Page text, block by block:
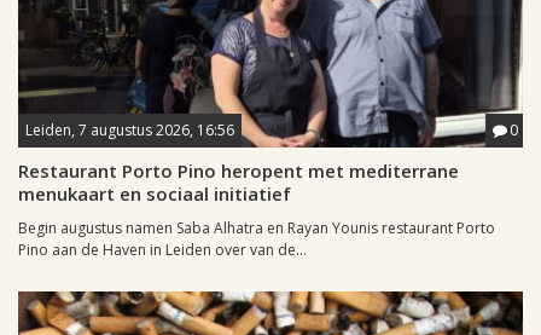
Leiden, 7 augustus 2026, 16:56 0
Restaurant Porto Pino heropent met mediterrane
menukaart en sociaal initiatief
Begin augustus namen Saba Alhatra en Rayan Younis restaurant Porto
Pino aan de Haven in Leiden over van de...